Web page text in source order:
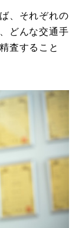
、それぞれの
どんな交通手
査すること